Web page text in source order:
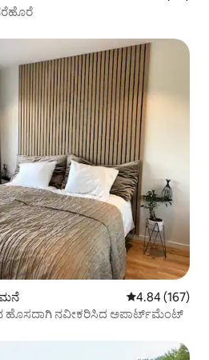
ಮನೆ 5 ರಲ್ಲಿ 4.84
4.84 (167)
ಹೊಸದಾಗಿ ನವೀಕರಿಸಿದ ಅಪಾರ್ಟ್‌ಮೆಂಟ್